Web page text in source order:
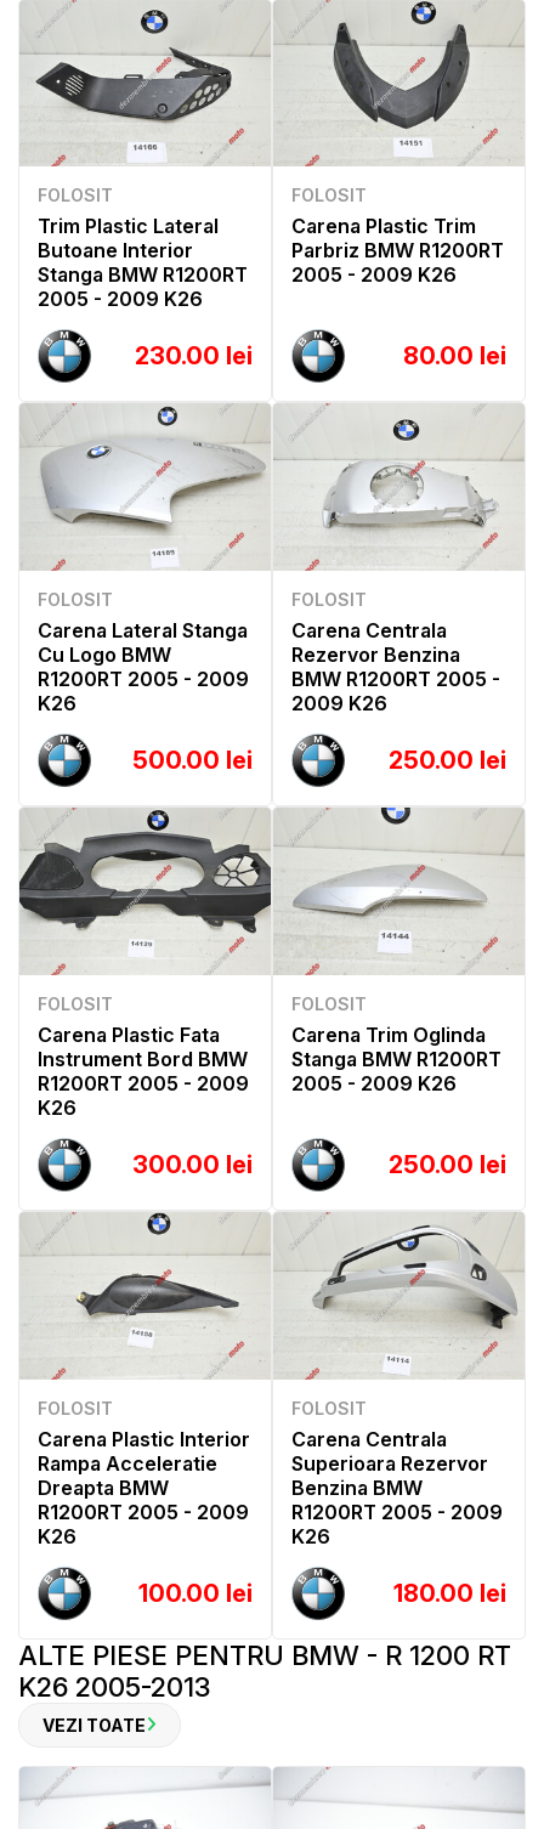
FOLOSIT
Trim Plastic Lateral
Butoane Interior
Stanga BMW R1200RT
2005 - 2009 K26
230.00 lei
FOLOSIT
Carena Plastic Trim
Parbriz BMW R1200RT
2005 - 2009 K26
80.00 lei
FOLOSIT
Carena Lateral Stanga
Cu Logo BMW
R1200RT 2005 - 2009
K26
500.00 lei
FOLOSIT
Carena Centrala
Rezervor Benzina
BMW R1200RT 2005 -
2009 K26
250.00 lei
FOLOSIT
Carena Plastic Fata
Instrument Bord BMW
R1200RT 2005 - 2009
K26
300.00 lei
FOLOSIT
Carena Trim Oglinda
Stanga BMW R1200RT
2005 - 2009 K26
250.00 lei
FOLOSIT
Carena Plastic Interior
Rampa Acceleratie
Dreapta BMW
R1200RT 2005 - 2009
K26
100.00 lei
FOLOSIT
Carena Centrala
Superioara Rezervor
Benzina BMW
R1200RT 2005 - 2009
K26
180.00 lei
ALTE PIESE PENTRU BMW - R 1200 RT
K26 2005-2013
VEZI TOATE